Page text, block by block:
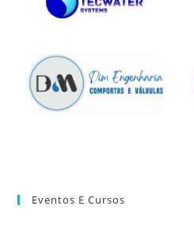
Eventos E Cursos